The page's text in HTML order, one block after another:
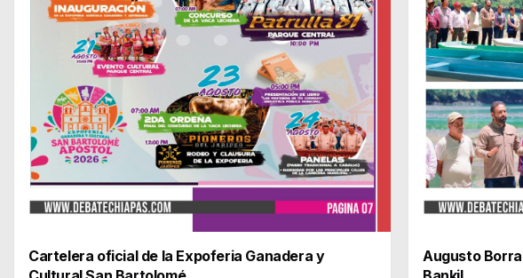
Cartelera oficial de la Expoferia Ganadera y
Augusto